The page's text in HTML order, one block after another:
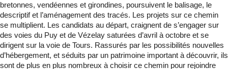
bretonnes, vendéennes et girondines, poursuivent le balisage, le
descriptif et l’aménagement des tracés. Les projets sur ce chemin
se multiplient. Les candidats au départ, craignent de s’engager sur
des voies du Puy et de Vézelay saturées d’avril à octobre et se
dirigent sur la voie de Tours. Rassurés par les possibilités nouvelles
d’hébergement, et séduits par un patrimoine important à découvrir, ils
sont de plus en plus nombreux à choisir ce chemin pour rejoindre